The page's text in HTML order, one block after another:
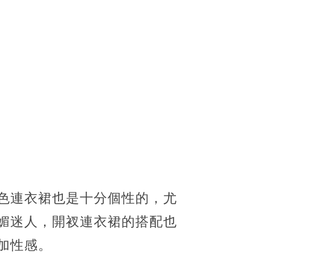
連衣裙也是十分個性的，尤
迷人，開衩連衣裙的搭配也
性感。